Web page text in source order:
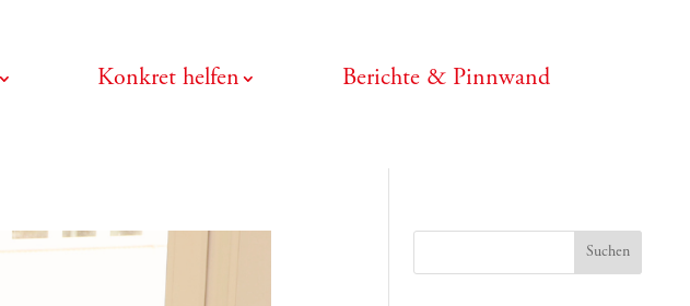
Konkret helfen Berichte & Pinnwand
Suchen